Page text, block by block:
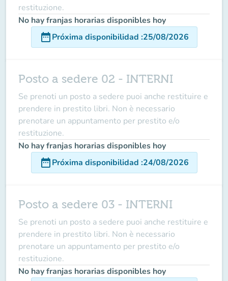
restituzione.
No hay franjas horarias disponibles hoy
date_rangePróxima disponibilidad :25/08/2026
Posto a sedere 02 - INTERNI
Se prenoti un posto a sedere puoi anche restituire e
prendere in prestito libri. Non è necessario
prenotare un appuntamento per prestito e/o
restituzione.
No hay franjas horarias disponibles hoy
date_rangePróxima disponibilidad :24/08/2026
Posto a sedere 03 - INTERNI
Se prenoti un posto a sedere puoi anche restituire e
prendere in prestito libri. Non è necessario
prenotare un appuntamento per prestito e/o
restituzione.
No hay franjas horarias disponibles hoy